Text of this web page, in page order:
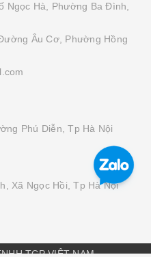
Ngọc Hà, Phường Ba Đình,
Âu Cơ, Phường Hồng
Phú Diễn, Tp Hà Nội
Xã Ngọc Hồi, Tp Hà Nội
TCP VIỆT NAM